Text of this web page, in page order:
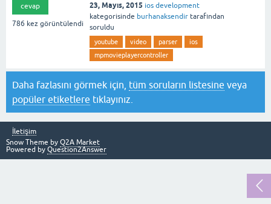
cevap
786 kez görüntülendi
23, Mayıs, 2015 ios development
kategorisinde burhanaksendir tarafından
soruldu
youtube video parser
ios
mpmovieplayercontroller
Daha fazlasını görmek için, tüm soruların listesine veya
popüler etiketlere tıklayınız.
İletişim
Snow Theme by Q2A Market
Powered by Question2Answer